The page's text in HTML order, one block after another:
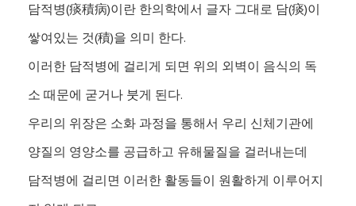
담적병(痰積病)이란 한의학에서 글자 그대로 담(痰)이
쌓여있는 것(積)을 의미 한다.
이러한 담적병에 걸리게 되면 위의 외벽이 음식의 독
소 때문에 굳거나 붓게 된다.
우리의 위장은 소화 과정을 통해서 우리 신체기관에
양질의 영양소를 공급하고 유해물질을 걸러내는데
담적병에 걸리면 이러한 활동들이 원활하게 이루어지